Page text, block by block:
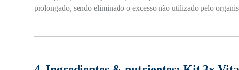
prolongado, sendo eliminado o excesso não utilizado pelo